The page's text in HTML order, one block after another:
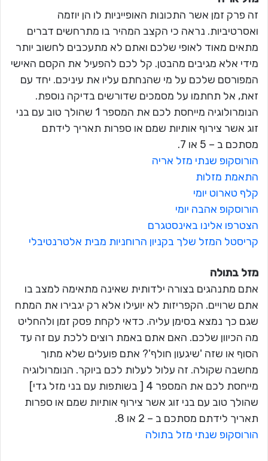
זה פרק זמן אשר התכונות האופייניות לו הן יוזמה
ואסרטיביות. נראה כי הקצב המהיר בו מתרחשים דברים
מתאים מאוד לאופי שלכם ואתם לא מתעכבים לחשוב יותר
מידי אלא מגיבים מהבטן. קל לכם להפעיל את הקסם האישי
המפורסם שלכם על מי שהנחתם עליו את עיניכם. יחד עם
זאת, אל תחתמו על מסמכים שדורשים בדיקה נוספת.
הנומרולוגיה מייחסת לכם את המספר 1 שהולך טוב עם בני
זוג אשר צירוף אותיות שמם או ספרות תאריך לידתם
מסתכם ב – 5 או 7.
הורוסקופ שנתי מזל אריה
התאמת מזלות
קלף טארוט יומי
הורוסקופ אהבה יומי
הצטרפו אלינו באינסטגרם
קריסטל המזל שלך בקניון הרוחניות מבית אלטרנטיבלי
מזל בתולה
אתם מתנהגים בצורה ילדותית שאינה מתאימה למצב בו
אתם שרויים. הקפריזות לא יועילו אלא רק יגבירו את המתח
שגם כך נמצא בסימן עליה. כדאי לקחת פסק זמן ולהחליט
מה הכיוון שלכם. האם אתם באמת רוצים ללכת עם זה עד
הסוף או שזה 'שיגעון חולף'? אתם פועלים שלא מתוך
מחשבה שקולה. זה עלול לעלות לכם ביוקר. הנומרולוגיה
מייחסת לכם את המספר 4 [ בשותפות עם בני מזל גדי]
שהולך טוב עם בני זוג אשר צירוף אותיות שמם או ספרות
תאריך לידתם מסתכם ב – 2 או 8.
הורוסקופ שנתי מזל בתולה